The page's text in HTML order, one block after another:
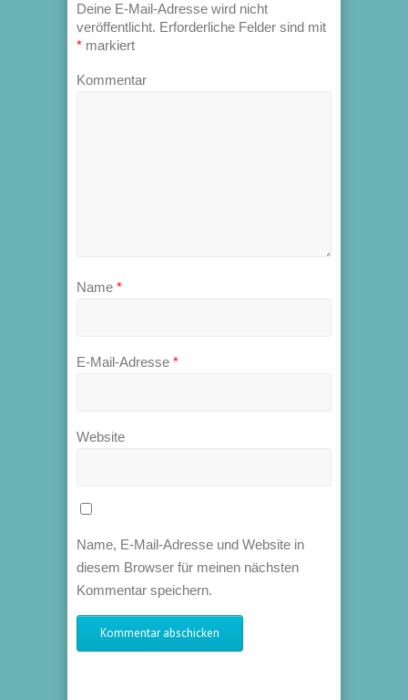
Deine E-Mail-Adresse wird nicht
veröffentlicht. Erforderliche Felder sind mit
* markiert
Kommentar
Name *
E-Mail-Adresse *
Website
Name, E-Mail-Adresse und Website in
diesem Browser für meinen nächsten
Kommentar speichern.